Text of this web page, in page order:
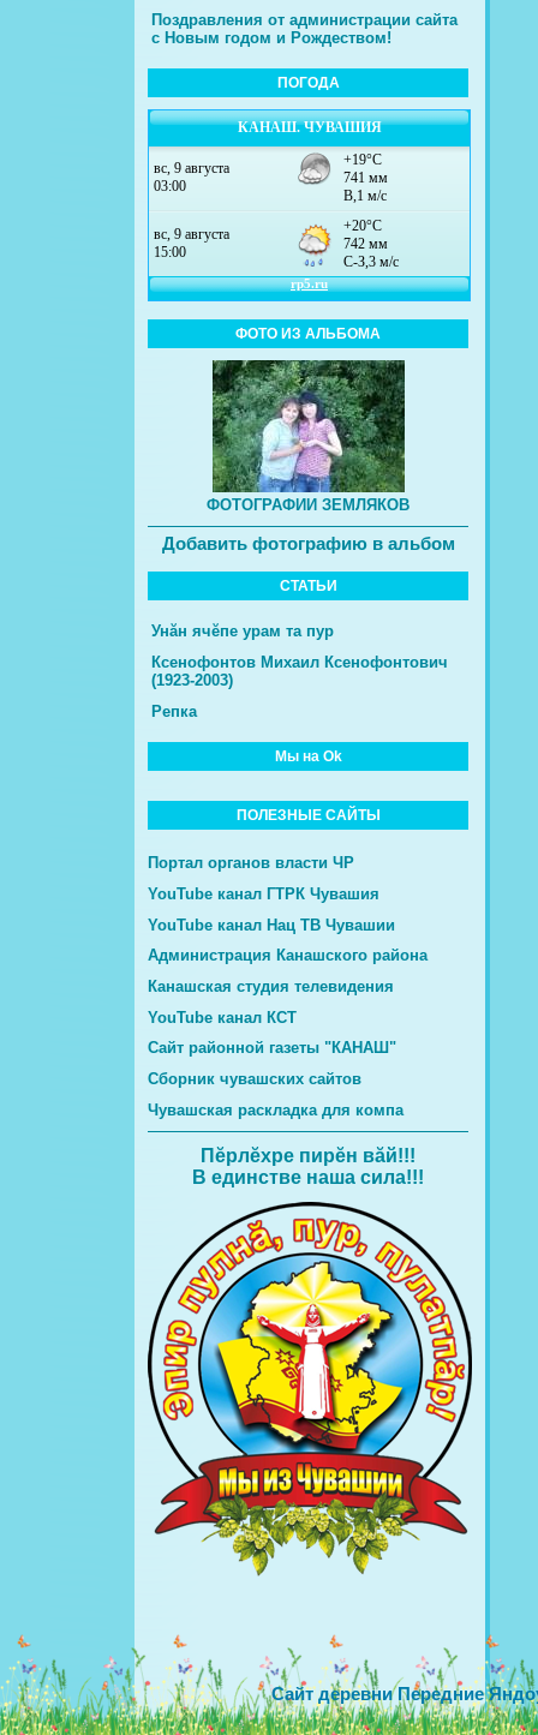
Поздравления от администрации сайта
с Новым годом и Рождеством!
ПОГОДА
КАНАШ. ЧУВАШИЯ
ФОТО ИЗ АЛЬБОМА
ФОТОГРАФИИ ЗЕМЛЯКОВ
Добавить фотографию в альбом
СТАТЬИ
Унăн ячĕпе урам та пур
Ксенофонтов Михаил Ксенофонтович
(1923-2003)
Репка
Мы на Ok
ПОЛЕЗНЫЕ САЙТЫ
Портал органов власти ЧР
YouTube канал ГТРК Чувашия
YouTube канал Нац ТВ Чувашии
Администрация Канашского района
Канашская студия телевидения
YouTube канал КСТ
Сайт районной газеты "КАНАШ"
Сборник чувашских сайтов
Чувашская раскладка для компа
Пĕрлĕхре пирĕн вăй!!!
В единстве наша сила!!!
Сайт деревни Передние